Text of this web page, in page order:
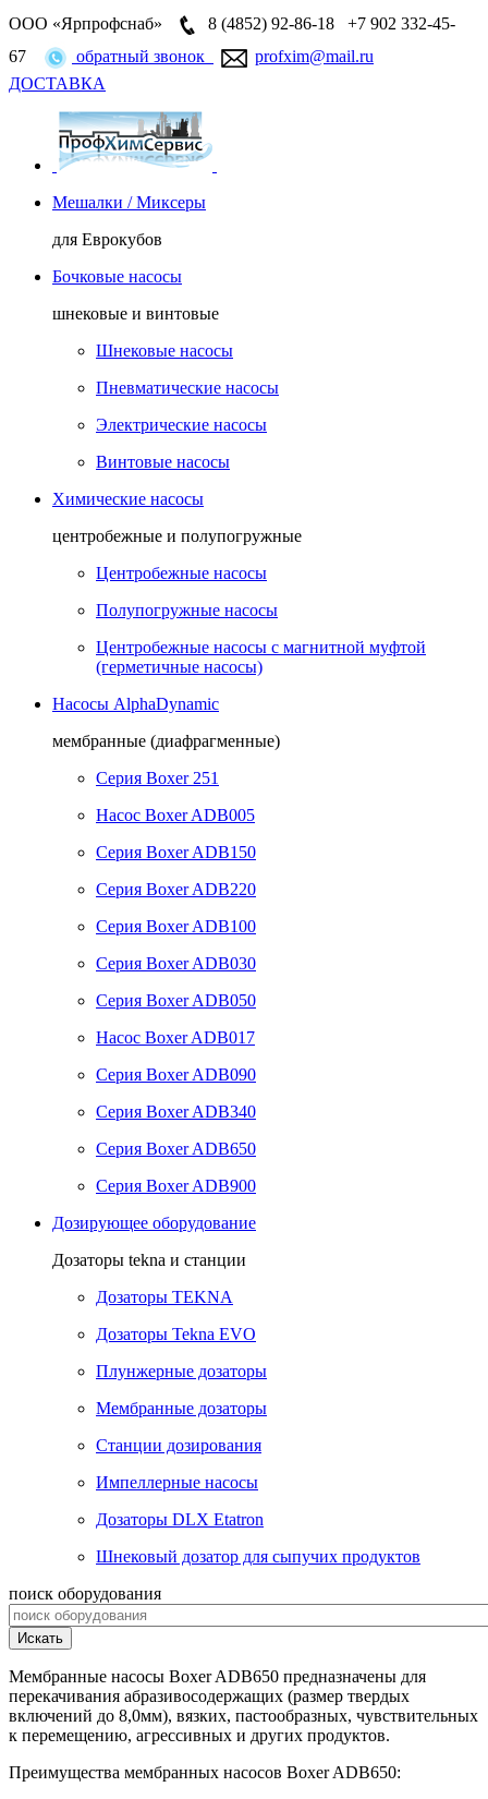
ООО «Ярпрофснаб» 8 (4852) 92-86-18
+7 902 332-45-
67
обратный звонок
profxim@mail.ru
ДОСТАВКА
Мешалки / Миксеры
для Еврокубов
Бочковые насосы
шнековые и винтовые
Шнековые насосы
Пневматические насосы
Электрические насосы
Винтовые насосы
Химические насосы
центробежные и полупогружные
Центробежные насосы
Полупогружные насосы
Центробежные насосы с магнитной муфтой
(герметичные насосы)
Насосы AlphaDynamic
мембранные (диафрагменные)
Серия Boxer 251
Насос Boxer ADB005
Серия Boxer ADB150
Серия Boxer ADB220
Серия Boxer ADB100
Серия Boxer ADB030
Серия Boxer ADB050
Насос Boxer ADB017
Серия Boxer ADB090
Серия Boxer ADB340
Серия Boxer ADB650
Серия Boxer ADB900
Дозирующее оборудование
Дозаторы tekna и станции
Дозаторы TEKNA
Дозаторы Tekna EVO
Плунжерные дозаторы
Мембранные дозаторы
Станции дозирования
Импеллерные насосы
Дозаторы DLX Etatron
Шнековый дозатор для сыпучих продуктов
поиск оборудования
Искать
Мембранные насосы Boxer ADB650 предназначены для
перекачивания абразивосодержащих (размер твердых
включений до 8,0мм), вязких, пастообразных, чувствительных
к перемещению, агрессивных и других продуктов.
Преимущества мембранных насосов Boxer ADB650: